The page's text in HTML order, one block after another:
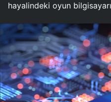
hayalindeki oyun